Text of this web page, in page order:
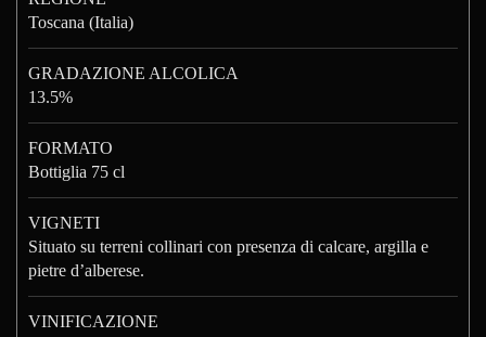
Toscana (Italia)
GRADAZIONE ALCOLICA
13.5%
FORMATO
Bottiglia 75 cl
VIGNETI
Situato su terreni collinari con presenza di calcare, argilla e
pietre d’alberese.
VINIFICAZIONE